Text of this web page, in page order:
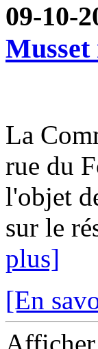
09-10-
Musset
La
rue du
l'objet
sur le
plus]
[En